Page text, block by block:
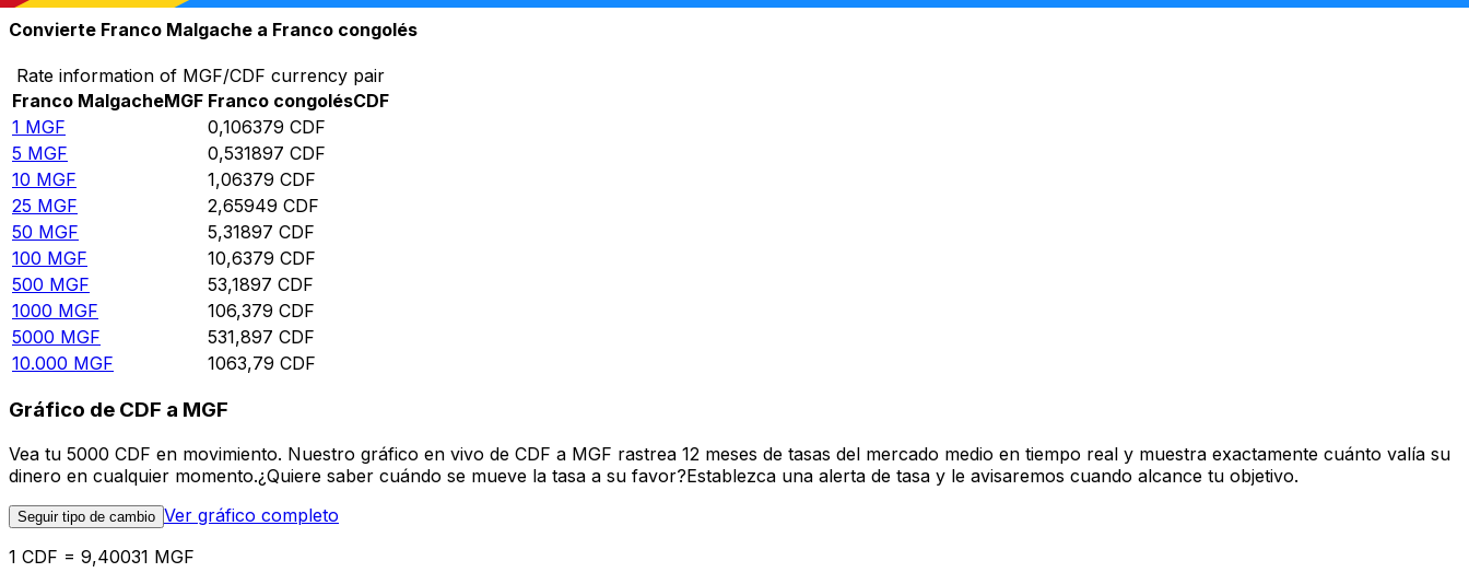
Convierte Franco Malgache a Franco congolés
Rate information of MGF/CDF currency pair
Franco MalgacheMGF Franco congolésCDF
1 MGF 0,106379 CDF
5 MGF 0,531897 CDF
10 MGF 1,06379 CDF
25 MGF 2,65949 CDF
50 MGF 5,31897 CDF
100 MGF 10,6379 CDF
500 MGF 53,1897 CDF
1000 MGF 106,379 CDF
5000 MGF 531,897 CDF
10.000 MGF 1063,79 CDF
Gráfico de CDF a MGF
Vea tu 5000 CDF en movimiento. Nuestro gráfico en vivo de CDF a MGF rastrea 12 meses de tasas del mercado medio en tiempo real y muestra exactamente cuánto valía su
dinero en cualquier momento.¿Quiere saber cuándo se mueve la tasa a su favor?Establezca una alerta de tasa y le avisaremos cuando alcance tu objetivo.
Seguir tipo de cambio Ver gráfico completo
1 CDF = 9,40031 MGF